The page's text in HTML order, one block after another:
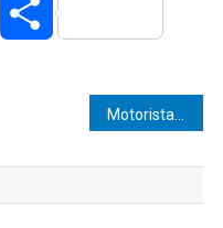
Twitter Share